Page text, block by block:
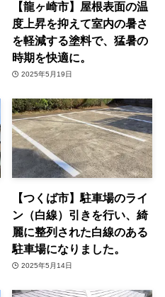
【龍ヶ崎市】屋根表面の温
度上昇を抑えて室内の暑さ
を軽減する塗料で、猛暑の
時期を快適に。
2025年5月19日
【つくば市】駐車場のライ
ン（白線）引きを行い、綺
麗に整列された白線のある
駐車場になりました。
2025年5月14日